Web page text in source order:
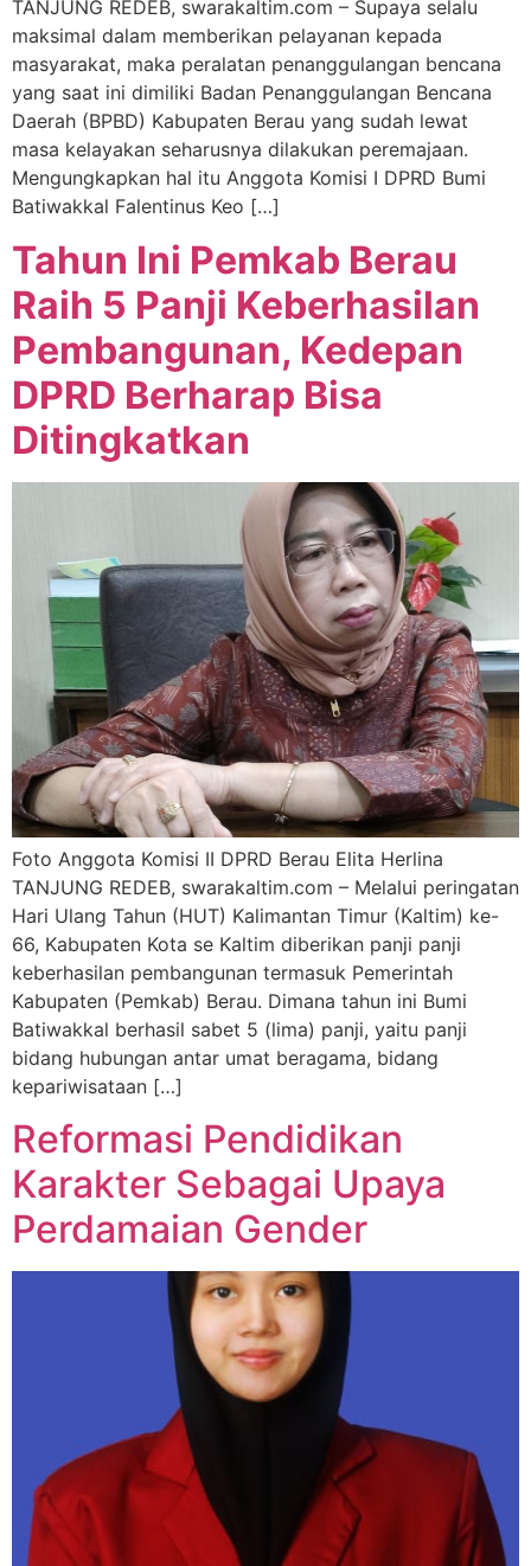
TANJUNG REDEB, swarakaltim.com – Supaya selalu
maksimal dalam memberikan pelayanan kepada
masyarakat, maka peralatan penanggulangan bencana
yang saat ini dimiliki Badan Penanggulangan Bencana
Daerah (BPBD) Kabupaten Berau yang sudah lewat
masa kelayakan seharusnya dilakukan peremajaan.
Mengungkapkan hal itu Anggota Komisi I DPRD Bumi
Batiwakkal Falentinus Keo […]
Tahun Ini Pemkab Berau
Raih 5 Panji Keberhasilan
Pembangunan, Kedepan
DPRD Berharap Bisa
Ditingkatkan
Foto Anggota Komisi II DPRD Berau Elita Herlina
TANJUNG REDEB, swarakaltim.com – Melalui peringatan
Hari Ulang Tahun (HUT) Kalimantan Timur (Kaltim) ke-
66, Kabupaten Kota se Kaltim diberikan panji panji
keberhasilan pembangunan termasuk Pemerintah
Kabupaten (Pemkab) Berau. Dimana tahun ini Bumi
Batiwakkal berhasil sabet 5 (lima) panji, yaitu panji
bidang hubungan antar umat beragama, bidang
kepariwisataan […]
Reformasi Pendidikan
Karakter Sebagai Upaya
Perdamaian Gender